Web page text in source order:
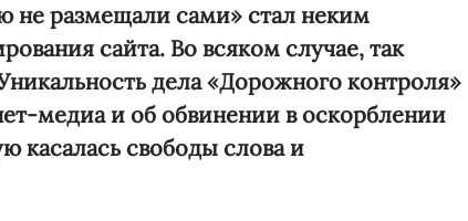
не размещали сами» стал неким
сайта. Во всяком случае, так
дела «Дорожного контроля»
медиа и об обвинении в оскорблении
касалась свободы слова и